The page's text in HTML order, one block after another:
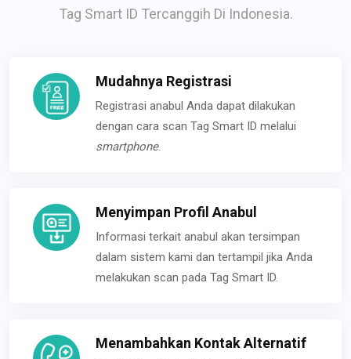
Tag Smart ID Tercanggih Di Indonesia.
Mudahnya Registrasi
Registrasi anabul Anda dapat dilakukan
dengan cara scan Tag Smart ID melalui
smartphone.
Menyimpan Profil Anabul
Informasi terkait anabul akan tersimpan
dalam sistem kami dan tertampil jika Anda
melakukan scan pada Tag Smart ID.
Menambahkan Kontak Alternatif